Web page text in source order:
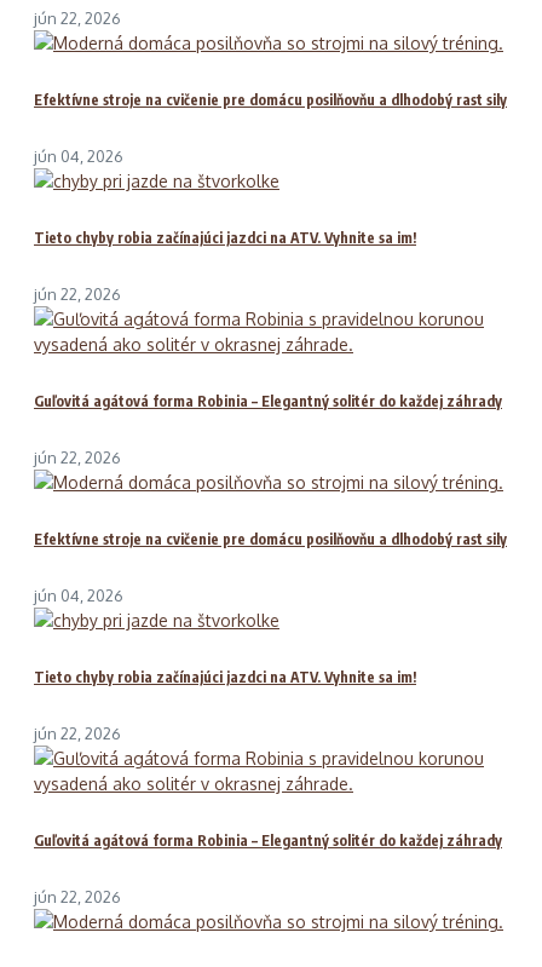
jún 22, 2026
Efektívne stroje na cvičenie pre domácu posilňovňu a dlhodobý rast sily
jún 04, 2026
Tieto chyby robia začínajúci jazdci na ATV. Vyhnite sa im!
jún 22, 2026
Guľovitá agátová forma Robinia – Elegantný solitér do každej záhrady
jún 22, 2026
Efektívne stroje na cvičenie pre domácu posilňovňu a dlhodobý rast sily
jún 04, 2026
Tieto chyby robia začínajúci jazdci na ATV. Vyhnite sa im!
jún 22, 2026
Guľovitá agátová forma Robinia – Elegantný solitér do každej záhrady
jún 22, 2026